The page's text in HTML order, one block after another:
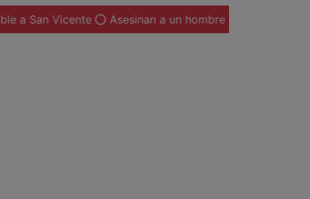
Asesinan a un hombre en Valle de San Pedro; en el